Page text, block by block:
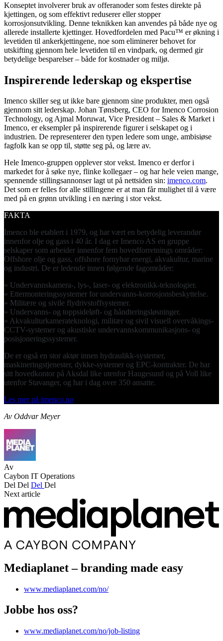
Konseptet involverer bruk av offeranoder som festes direkte på
kjettingen, og som effektivt reduserer eller stopper
korrosjonsutvikling. Denne teknikken kan anvendes på både nye og
allerede installerte kjettinger. Hovedfordelen med Pacu™ er økning i
levetiden til ankerkjettingene, noe som eliminerer behovet for
utskifting gjennom hele levetiden til en vindpark, og dermed gir
betydelige besparelser – både for kostnader og miljø.
Inspirerende lederskap og ekspertise
Imenco skiller seg ut ikke bare gjennom sine produkter, men også
gjennom sitt lederskap. Johan Tønsberg, CEO for Imenco Corrosion
Technology, og Ajmal Moruwat, Vice President – Sales & Market i
Imenco, er eksempler på inspirerende figurer i selskapet og i
industrien. De representerer den typen ledere som unge, ambisiøse
fagfolk kan se opp til, støtte seg på, og lære av.
Hele Imenco-gruppen opplever stor vekst. Imenco er derfor i
markedet for å søke nye, flinke kollegaer – og har hele veien mange,
spennende stillingsannonser lagt ut på nettsiden sin: imenco.com.
Det som er felles for alle stillingene er at man får mulighet til å være
med på en grønn utvikling i en næring i stor vekst.
FAKTA
Imenco ble etablert i 1979, og har vært en betydelig leverandør
innenfor olje og gass i 40 år. I dag er Imenco AS en gruppe
selskaper som arbeider innenfor fem hovedforretnings områder:
Offshore olje og gass, offshore fornybar energi, akvakultur, marine
og industri. De er ledende innen følgende fagområder:
» Undervannskamera-, lys-, laser- og elektronikk-teknologier.
» Ettermonteringssystemer for undervanns-korrosjonsbeskyttelse.
» Militære og sivile flydrivstoffsystemer.
» Undervanns- og toppsideløft- og håndteringsløsninger.
» Akvakulturkamerateknologi, militær og sivil visuell overvåkings-
CCTV-systemer og akustiske undervannskommunikasjons- og
posisjoneringssystemer.
De er også en stor aktør innen hydraulikk-systemer,
maskineringstjenester, dykke-systemer og EPC-kontrakter. De har
sitt hovedkontor på Aksdal like utenfor Haugesund og på Voll like
utenfor Stavanger, og har i dag over 350 ansatte.
Les mer på imenco.no
Av Oddvar Meyer
Av
Caybon IT Operations
Del Del Del Del
Next article
Mediaplanet – branding made easy
www.mediaplanet.com/no/
Jobbe hos oss?
www.mediaplanet.com/no/job-listing